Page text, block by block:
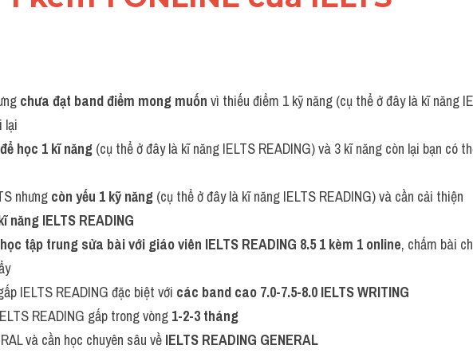
chưa đạt band điểm mong muốn vì thiếu điểm 1 kỹ năng (cụ thể ở đây là kĩ năng
lại
học 1 kĩ năng (cụ thể ở đây là kĩ năng IELTS READING) và 3 kĩ năng còn lại bạn có
nhưng còn yếu 1 kỹ năng (cụ thể ở đây là kĩ năng IELTS READING) và cần cải thiện
năng IELTS READING
tập trung sửa bài với giáo viên IELTS READING 8.5 1 kèm 1 online, chấm bài
IELTS READING đặc biệt với các band cao 7.0-7.5-8.0 IELTS WRITING
READING gấp trong vòng 1-2-3 tháng
và cần học chuyên sâu về IELTS READING GENERAL